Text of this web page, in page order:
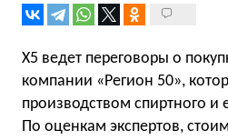
X5 ведет переговоры о
компании «Регион 50»,
производством спиртного и
По оценкам экспертов,